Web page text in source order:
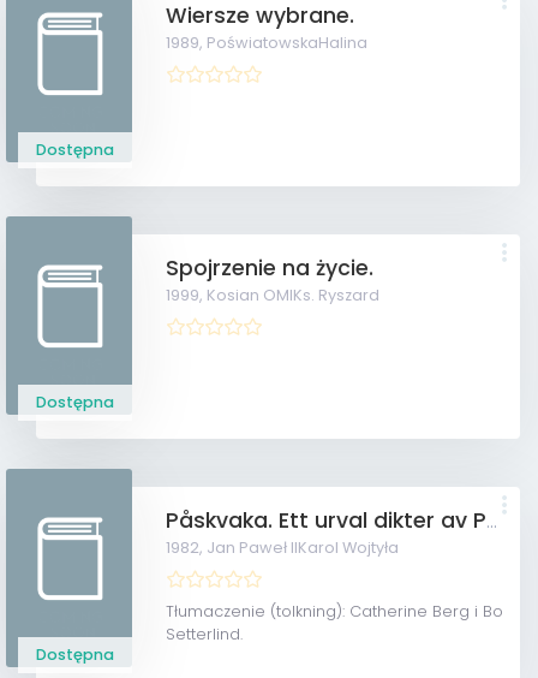
Dostępna
Wiersze wybrane.
1989, PoświatowskaHalina
Dostępna
Spojrzenie na życie.
1999, Kosian OMIKs. Ryszard
Dostępna
Påskvaka. Ett urval dikter av Påven Johannes Paulus II.
1982, Jan Paweł IIKarol Wojtyła
Tłumaczenie (tolkning): Catherine Berg i Bo
Setterlind.